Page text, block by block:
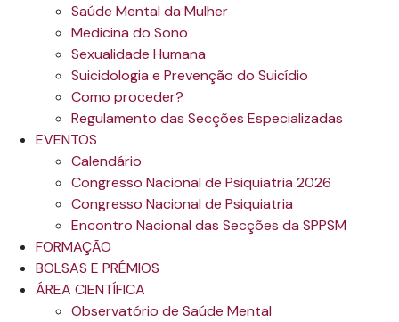
Saúde Mental da Mulher
Medicina do Sono
Sexualidade Humana
Suicidologia e Prevenção do Suicídio
Como proceder?
Regulamento das Secções Especializadas
EVENTOS
Calendário
Congresso Nacional de Psiquiatria 2026
Congresso Nacional de Psiquiatria
Encontro Nacional das Secções da SPPSM
FORMAÇÃO
BOLSAS E PRÉMIOS
ÁREA CIENTÍFICA
Observatório de Saúde Mental